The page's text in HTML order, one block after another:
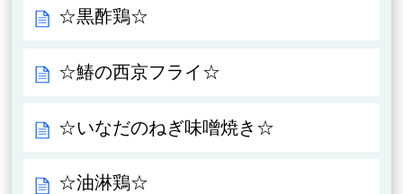
☆黒酢鶏☆
☆鰆の西京フライ☆
☆いなだのねぎ味噌焼き☆
☆油淋鶏☆